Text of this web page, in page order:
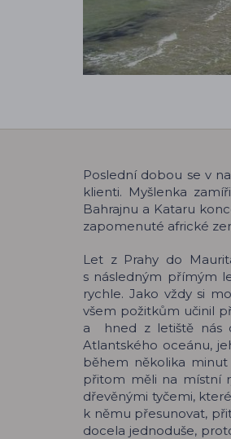
Poslední dobou se v
klienti. Myšlenka
Bahrajnu a Kataru
zapomenuté africké
Let z Prahy do
s následným přímým
rychle. Jako vždy si
všem požitkům učinil
a hned z letiště nás
Atlantského oceánu,
během několika
přitom měli na místní
dřevěnými tyčemi,
k němu přesunovat,
docela jednoduše,